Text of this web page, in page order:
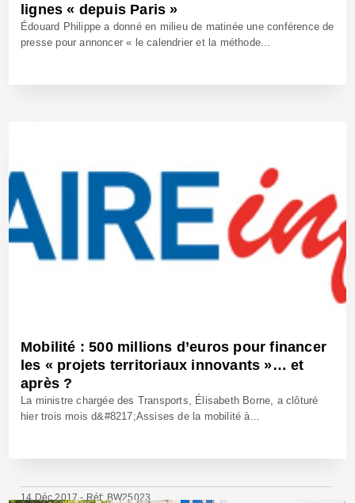
lignes « depuis Paris »
Édouard Philippe a donné en milieu de matinée une conférence de
presse pour annoncer « le calendrier et la méthode...
Mobilité : 500 millions d’euros pour financer
les « projets territoriaux innovants »… et
après ?
La ministre chargée des Transports, Élisabeth Borne, a clôturé
hier trois mois d&#8217;Assises de la mobilité à...
14 Déc 2017 - Réf: BW25023